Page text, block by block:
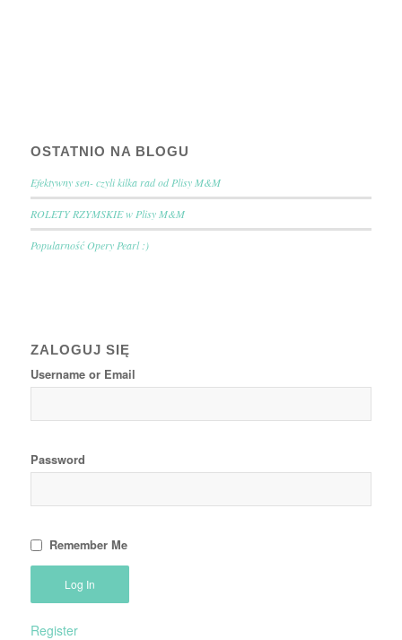
OSTATNIO NA BLOGU
Efektywny sen- czyli kilka rad od Plisy M&M
ROLETY RZYMSKIE w Plisy M&M
Popularność Opery Pearl :)
ZALOGUJ SIĘ
Username or Email
Password
Remember Me
Register